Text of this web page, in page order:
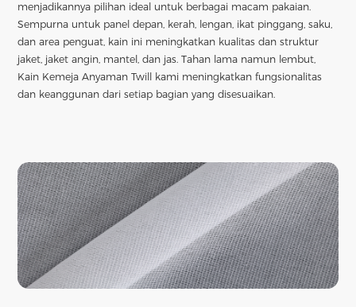
menjadikannya pilihan ideal untuk berbagai macam pakaian.
Sempurna untuk panel depan, kerah, lengan, ikat pinggang, saku,
dan area penguat, kain ini meningkatkan kualitas dan struktur
jaket, jaket angin, mantel, dan jas. Tahan lama namun lembut,
Kain Kemeja Anyaman Twill kami meningkatkan fungsionalitas
dan keanggunan dari setiap bagian yang disesuaikan.